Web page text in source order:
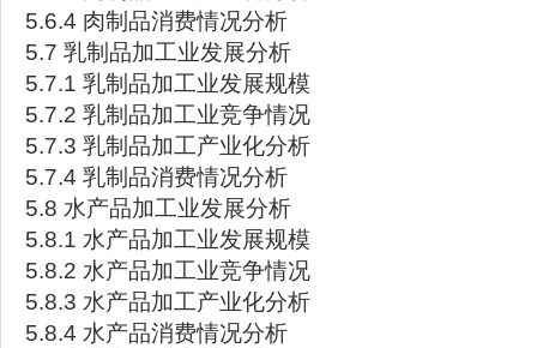
5.6.4 肉制品消费情况分析
5.7 乳制品加工业发展分析
5.7.1 乳制品加工业发展规模
5.7.2 乳制品加工业竞争情况
5.7.3 乳制品加工产业化分析
5.7.4 乳制品消费情况分析
5.8 水产品加工业发展分析
5.8.1 水产品加工业发展规模
5.8.2 水产品加工业竞争情况
5.8.3 水产品加工产业化分析
5.8.4 水产品消费情况分析